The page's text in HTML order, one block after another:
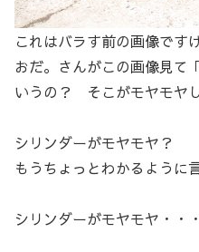
これはバラす前の画像ですけ
おだ。さんがこの画像見
いうの？ そこがモヤモヤ
シリンダーがモヤモヤ？
もうちょっとわかるように
シリンダーがモヤモヤ・・・